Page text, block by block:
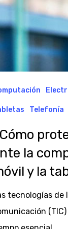
Telefonía
la
y la
tecnologías de